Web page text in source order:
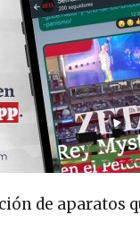
de aparatos